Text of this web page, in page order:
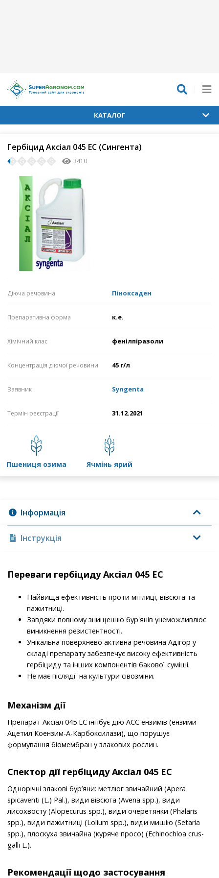
КАТАЛОГ
Гербіцид Аксіал 045 ЕС (Сингента)
3410
Діюча речовина Піноксаден
Препаративна форма к.е.
Хімічний клас фенілпіразоли
Концентрація діючої речовини 45 г/л
Заявник Syngenta
Термін реєстрації 31.12.2021
пшениця озима ячмінь ярий
Інформація
Інструкція
Переваги гербіциду Аксіал 045 ЕС
Найвища ефективність проти мітлиці, вівсюга та
пажитниці.
Завдяки повному знищенню бур'янів унеможливлює
виникнення резистентності.
Унікальна поверхнево активна речовина Адігор у
складі препарату забезпечує високу ефективність
гербіциду та інших компонентів бакової суміші.
Не має післядії на культури сівозміни.
Механізм дії
Препарат Аксіал 045 ЕC інгібує дію АСС ензимів (ензими
Ацетил Коензим-А-Карбоксилази), що порушує
формування біомембран у злакових рослин.
Спектор дії гербіциду Аксіал 045 ЕС
Однорічні злакові бур’яни: метлюг звичайний (Apera
spicaventi (L.) Pal.), види вівсюга (Avena spp.), види
лисохвосту (Alopecurus spp.), види очеретянки (Phalaris
spp.), види пажитниці (Lolium spp.), види мишію (Setaria
spp.), плоскуха звичайна (куряче просо) (Echinochloa crus-
galli L.).
Рекомендації щодо застосування